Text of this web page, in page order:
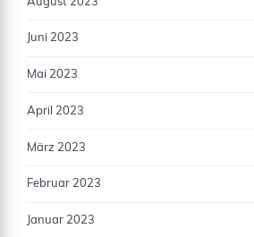
Juni 2023
Mai 2023
April 2023
März 2023
Februar 2023
Januar 2023